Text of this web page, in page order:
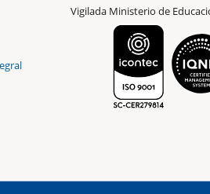
Vigilada Ministerio de